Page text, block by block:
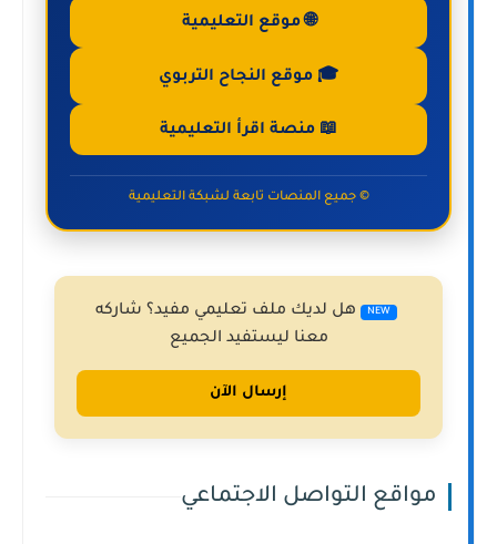
🌐 موقع التعليمية
🎓 موقع النجاح التربوي
📖 منصة اقرأ التعليمية
© جميع المنصات تابعة لشبكة التعليمية
NEW
هل لديك ملف تعليمي مفيد؟ شاركه
معنا ليستفيد الجميع
إرسال الآن
مواقع التواصل الاجتماعي